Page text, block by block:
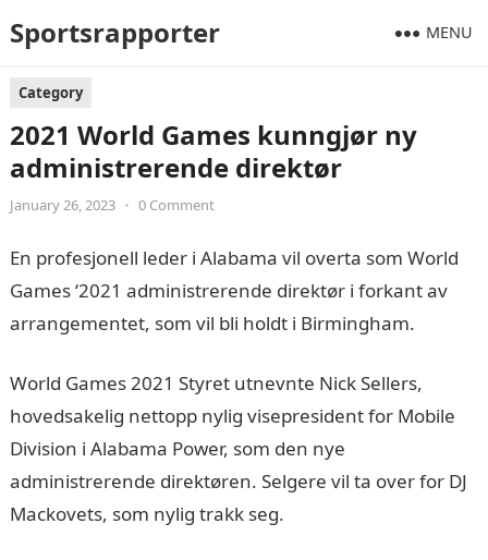
Sportsrapporter MENU
Category
2021 World Games kunngjør ny
administrerende direktør
January 26, 2023 • 0 Comment
En profesjonell leder i Alabama vil overta som World
Games ‘2021 administrerende direktør i forkant av
arrangementet, som vil bli holdt i Birmingham.
World Games 2021 Styret utnevnte Nick Sellers,
hovedsakelig nettopp nylig visepresident for Mobile
Division i Alabama Power, som den nye
administrerende direktøren. Selgere vil ta over for DJ
Mackovets, som nylig trakk seg.